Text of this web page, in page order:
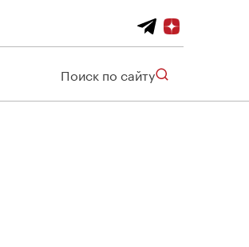
Поиск по сайту